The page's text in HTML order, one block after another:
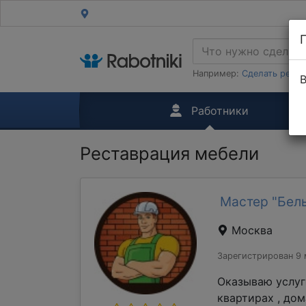
Например: Сделать
Работники
Реставрация мебели
Мастер
Москва
Зарегистрирован 9
Оказываю
квартирах ,